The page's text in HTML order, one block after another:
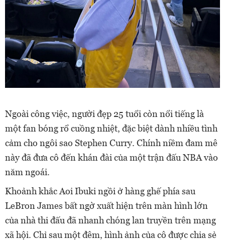
Ngoài công việc, người đẹp 25 tuổi còn nổi tiếng là
một fan bóng rổ cuồng nhiệt, đặc biệt dành nhiều tình
cảm cho ngôi sao Stephen Curry. Chính niềm đam mê
này đã đưa cô đến khán đài của một trận đấu NBA vào
năm ngoái.
Khoảnh khắc Aoi Ibuki ngồi ở hàng ghế phía sau
LeBron James bất ngờ xuất hiện trên màn hình lớn
của nhà thi đấu đã nhanh chóng lan truyền trên mạng
xã hội. Chỉ sau một đêm, hình ảnh của cô được chia sẻ